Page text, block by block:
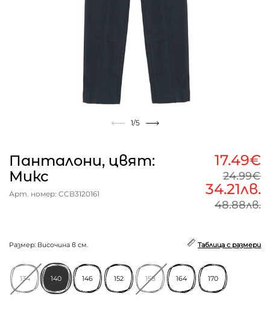
1/5
Панталони, цвят:
Микс
Арт. номер: CCB3120161
17.49€
24.99€
34.21лв.
48.88лв.
Размер: Височина в см. Таблица с размери
134 140 146 152 158 164 170